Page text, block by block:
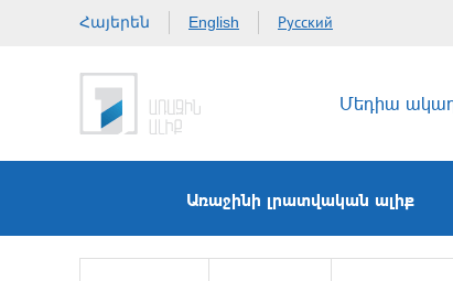
Հայերեն English Русский
Մեդիա
Առաջինի լրատվական ալիք